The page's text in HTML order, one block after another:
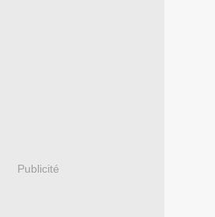
Publicité